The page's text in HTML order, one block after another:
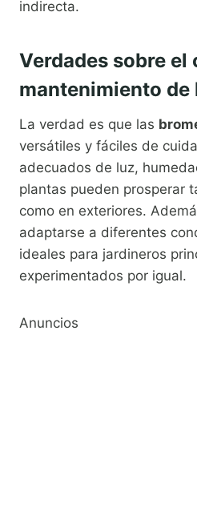
indirecta.
Verdades sobre el
mantenimiento de
La verdad es que las
versátiles y fáciles de
adecuados de luz,
plantas pueden prosperar
como en exteriores.
adaptarse a diferentes
ideales para jardineros
experimentados por igual.
Anuncios